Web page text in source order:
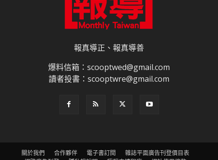
報真導正、報真導善
爆料信箱：scooptwed@gmail.com
讀者投書：scooptwre@gmail.com
關於我們 合作夥伴 電子書訂閱
雜誌平面廣告刊登價目表